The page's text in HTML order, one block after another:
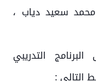
سعيد دياب ،
التدريبي
التالي :